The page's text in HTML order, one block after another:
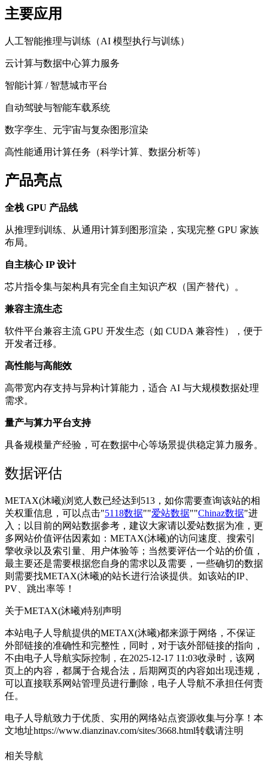
主要应用
人工智能推理与训练（AI 模型执行与训练）
云计算与数据中心算力服务
智能计算 / 智慧城市平台
自动驾驶与智能车载系统
数字孪生、元宇宙与复杂图形渲染
高性能通用计算任务（科学计算、数据分析等）
产品亮点
全栈 GPU 产品线
从推理到训练、从通用计算到图形渲染，实现完整 GPU 家族
布局。
自主核心 IP 设计
芯片指令集与架构具有完全自主知识产权（国产替代）。
兼容主流生态
软件平台兼容主流 GPU 开发生态（如 CUDA 兼容性），便于
开发者迁移。
高性能与高能效
高带宽内存支持与异构计算能力，适合 AI 与大规模数据处理
需求。
量产与算力平台支持
具备规模量产经验，可在数据中心等场景提供稳定算力服务。
数据评估
METAX(沐曦)浏览人数已经达到513，如你需要查询该站的相
关权重信息，可以点击"5118数据""爱站数据""Chinaz数据"进
入；以目前的网站数据参考，建议大家请以爱站数据为准，更
多网站价值评估因素如：METAX(沐曦)的访问速度、搜索引
擎收录以及索引量、用户体验等；当然要评估一个站的价值，
最主要还是需要根据您自身的需求以及需要，一些确切的数据
则需要找METAX(沐曦)的站长进行洽谈提供。如该站的IP、
PV、跳出率等！
关于METAX(沐曦)特别声明
本站电子人导航提供的METAX(沐曦)都来源于网络，不保证
外部链接的准确性和完整性，同时，对于该外部链接的指向，
不由电子人导航实际控制，在2025-12-17 11:03收录时，该网
页上的内容，都属于合规合法，后期网页的内容如出现违规，
可以直接联系网站管理员进行删除，电子人导航不承担任何责
任。
电子人导航致力于优质、实用的网络站点资源收集与分享！ 本
文地址https://www.dianzinav.com/sites/3668.html转载请注明
相关导航